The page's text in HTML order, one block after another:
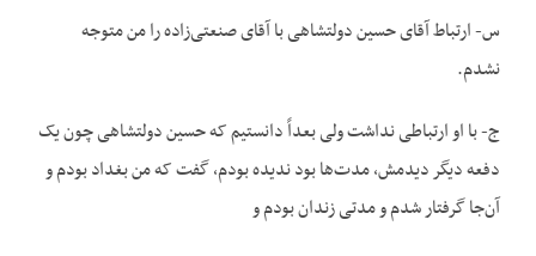
س- ارتباط آقای حسین دولتشاهی با آقای صنعتی‌زاده را من متوجه
نشدم.
ج- با او ارتباطی نداشت ولی بعداً دانستیم که حسین دولتشاهی چون یک
دفعه دیگر دیدمش، مدت‌ها بود ندیده بودم، گفت که من بغداد بودم و
آن‌جا گرفتار شدم و مدتی زندان بودم و